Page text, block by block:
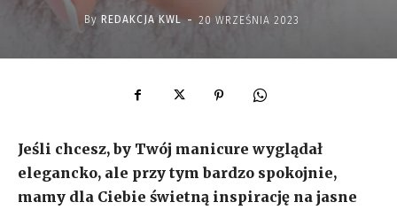
By REDAKCJA KWL - 20 WRZEŚNIA 2023
Jeśli chcesz, by Twój manicure wyglądał
elegancko, ale przy tym bardzo spokojnie,
mamy dla Ciebie świetną inspirację na jasne